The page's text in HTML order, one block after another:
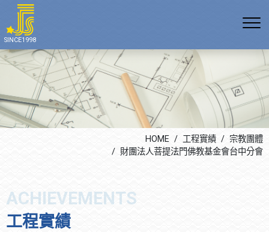
SINCE1998
公司沿革
組織架構
證照專利
勞安管理
E 環境
S 社會責任
G 公司治理
空調產品系列(多聯變頻空
調、冰水系統、熱泵空調)
空調工程系列
無塵室空調系統
機電及自動控制系統
無塵室空調
上市櫃公司
科技廠辦
公共工程
學術教育
通訊方式
最新消息
生活花絮
HOME 工程實績
宗教團體
財團法人菩提法門佛教基金會台中分會
工程實績